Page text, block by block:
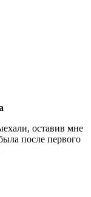
оставив мне
после первого